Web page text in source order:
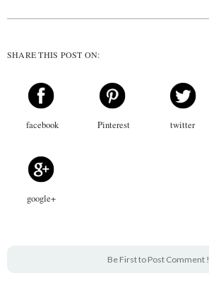
SHARE THIS POST ON:
facebook Pinterest twitter
google+
Be First to Post Comment !